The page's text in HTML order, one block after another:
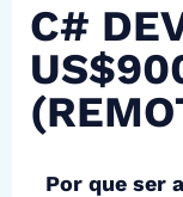
C#
Por que ser